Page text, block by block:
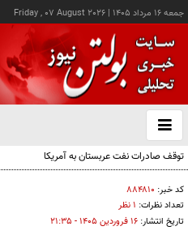
جمعه ۱۶ مرداد ۱۴۰۵ |
Friday , 07 August 2026
باز
و
توقف صادرات نفت عربستان به آمریکا
کد خبر: ۸۸۴۸۱۰
تعداد نظرات: ۱ نظر
تاریخ انتشار: ۱۶ فروردين ۱۴۰۵ - ۲۱:۳۵